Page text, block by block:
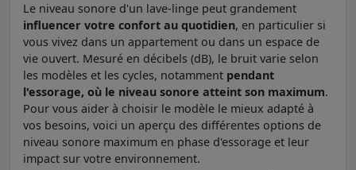
Le niveau sonore d'un lave-linge peut grandement
influencer votre confort au quotidien, en particulier si
vous vivez dans un appartement ou dans un espace de
vie ouvert. Mesuré en décibels (dB), le bruit varie selon
les modèles et les cycles, notamment pendant
l'essorage, où le niveau sonore atteint son maximum.
Pour vous aider à choisir le modèle le mieux adapté à
vos besoins, voici un aperçu des différentes options de
niveau sonore maximum en phase d'essorage et leur
impact sur votre environnement.